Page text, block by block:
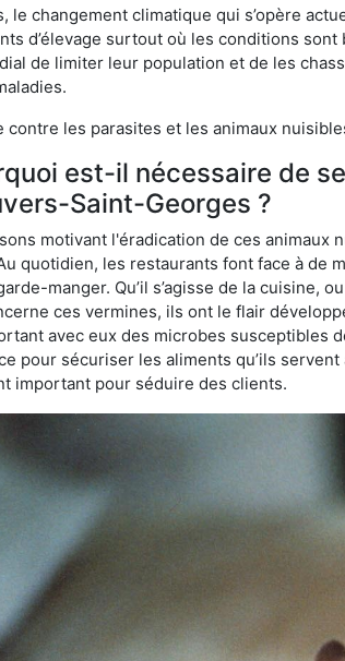
le changement climatique qui s’opère
d’élevage surtout où les conditions
de limiter leur population et de les
contre les parasites et les animaux
est-il nécessaire de
Saint-Georges ?
motivant l'éradication de ces animaux
quotidien, les restaurants font face à de
manger. Qu’il s’agisse de la cuisine,
ces vermines, ils ont le flair
avec eux des microbes susceptibles
pour sécuriser les aliments qu’ils
important pour séduire des clients.